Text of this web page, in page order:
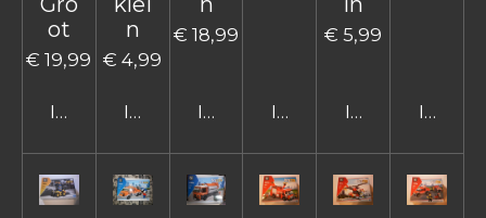
ot
€ 19,99
In winkelwagen
n
€ 4,99
In winkelwagen
€ 18,99
In winkelwagenIn winkelwagen
€ 5,99
In In